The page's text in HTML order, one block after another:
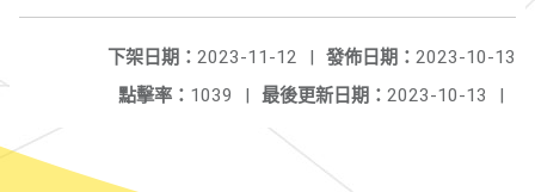
發佈日期： 2023-10-13
下架日期： 2023-11-12
|
最後更新日期： 2023-10-13 |
點擊率： 1039 |